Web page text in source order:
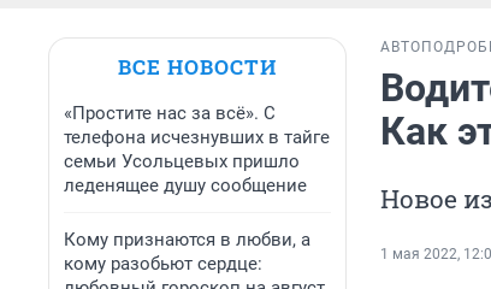
ВСЕ НОВОСТИ
«Простите нас за всё». С
телефона исчезнувших в тайге
семьи Усольцевых пришло
леденящее душу сообщение
Кому признаются в любви, а
кому разобьют сердце:
АВТО
Как
Новое
1 мая 2022,